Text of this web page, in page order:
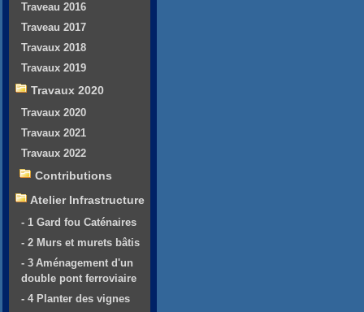
Traveau 2016
Traveau 2017
Travaux 2018
Travaux 2019
Travaux 2020
Travaux 2020
Travaux 2021
Travaux 2022
Contributions
Atelier Infrastructure
- 1 Gard fou Caténaires
- 2 Murs et murets bâtis
- 3 Aménagement d'un
double pont ferroviaire
- 4 Planter des vignes